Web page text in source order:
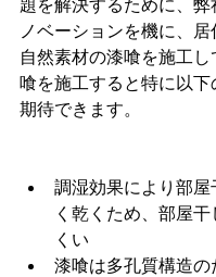
題を解決するために、弊
ノベーションを機に、居
自然素材の漆喰を施工し
喰を施工すると特に以
期待できます。
調湿効果により部屋
く乾くため、部屋
くい
漆喰は多孔質構造の